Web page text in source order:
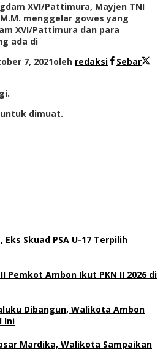
XVI/Pattimura, Mayjen TNI
menggelar gowes yang
XVI/Pattimura dan para
ada di
7, 2021oleh redaksi
Sebar
dimuat.
Skuad PSA U-17 Terpilih
Pemkot Ambon Ikut PKN II 2026 di
Dibangun, Walikota Ambon
Ini
Mardika, Walikota Sampaikan